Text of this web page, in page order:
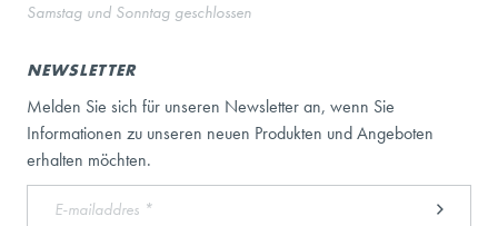
Samstag und Sonntag geschlossen
NEWSLETTER
Melden Sie sich für unseren Newsletter an, wenn Sie
Informationen zu unseren neuen Produkten und Angeboten
erhalten möchten.